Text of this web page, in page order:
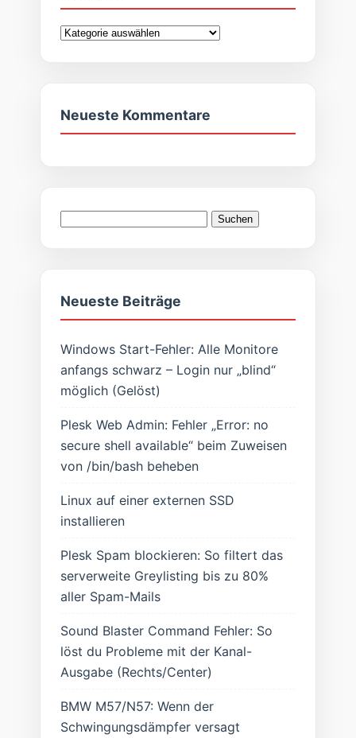
Kategorie
Neueste Kommentare
Neueste Beiträge
Windows Start-Fehler: Alle Monitore
anfangs schwarz – Login nur „blind“
möglich (Gelöst)
Plesk Web Admin: Fehler „Error: no
secure shell available“ beim Zuweisen
von /bin/bash beheben
Linux auf einer externen SSD
installieren
Plesk Spam blockieren: So filtert das
serverweite Greylisting bis zu 80%
aller Spam-Mails
Sound Blaster Command Fehler: So
löst du Probleme mit der Kanal-
Ausgabe (Rechts/Center)
BMW M57/N57: Wenn der
Schwingungsdämpfer versagt